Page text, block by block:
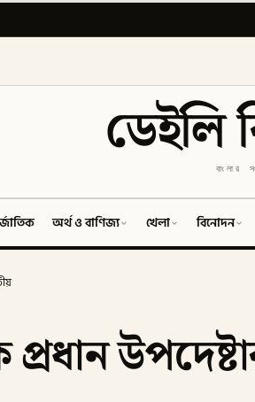
ডেইলিবাংলার
অর্থ ও বাণিজ্য খেলা বিনোদন